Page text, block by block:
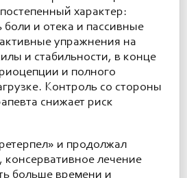
характер:
боли и отека и пассивные
упражнения на
и стабильности, в конце
и полного
Контроль со стороны
снижает риск
и продолжал
консервативное лечение
больше времени и